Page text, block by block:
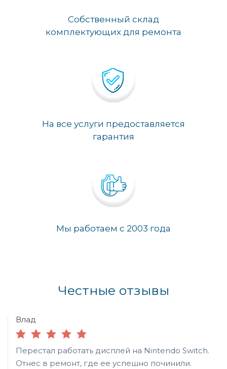
Собственный склад
комплектующих для ремонта
На все услуги предоставляется
гарантия
Мы работаем с 2003 года
Честные отзывы
Влад
Перестал работать дисплей на Nintendo Switch.
Отнес в ремонт, где ее успешно починили.